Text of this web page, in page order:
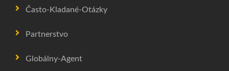
Často-Kladané-Otázky
Partnerstvo
Globálny-Agent